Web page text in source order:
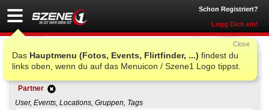
Schon Registriert?
Logg Dich ein!
Das Hauptmenu (Fotos, Events, Flirtfinder, ...) findest du
links oben, wenn du auf das Menuicon / Szene1 Logo tippst.
Close
Einfache Suche
Partner
User, Events, Locations, Gruppen, Tags